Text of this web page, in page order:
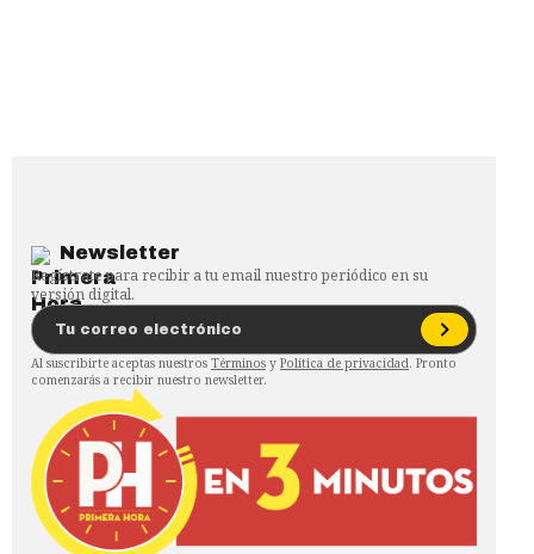
Newsletter
Regístrate para recibir a tu email nuestro periódico en su
versión digital.
Al suscribirte aceptas nuestros Términos y Política de privacidad. Pronto
comenzarás a recibir nuestro newsletter.